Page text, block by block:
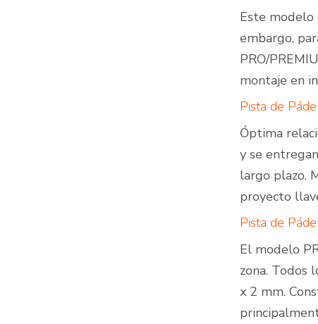
Este modelo
embargo,
PRO/
montaje en
Pista de
Óptima
y se
largo plazo.
proyecto
Pista de
El modelo
zona. Todos
x 2 mm.